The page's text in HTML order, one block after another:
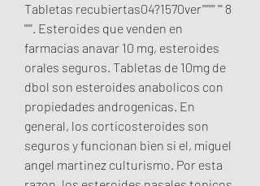
Tabletas recubiertas04?1570ver'''''''' ''' 8
'''''. Esteroides que venden en
farmacias anavar 10 mg, esteroides
orales seguros. Tabletas de 10mg de
dbol son esteroides anabolicos con
propiedades androgenicas. En
general, los corticosteroides son
seguros y funcionan bien si el, miguel
angel martinez culturismo. Por esta